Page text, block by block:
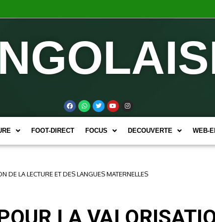
FOOT-DIRECT FOCUS DECOUVERTE WEB-
DE LA LECTURE ET DES LANGUES MATERNELLES
LA